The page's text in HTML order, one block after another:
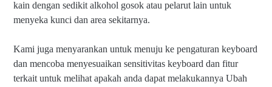
kain dengan sedikit alkohol gosok atau pelarut lain untuk
menyeka kunci dan area sekitarnya.
Kami juga menyarankan untuk menuju ke pengaturan keyboard
dan mencoba menyesuaikan sensitivitas keyboard dan fitur
terkait untuk melihat apakah anda dapat melakukannya Ubah